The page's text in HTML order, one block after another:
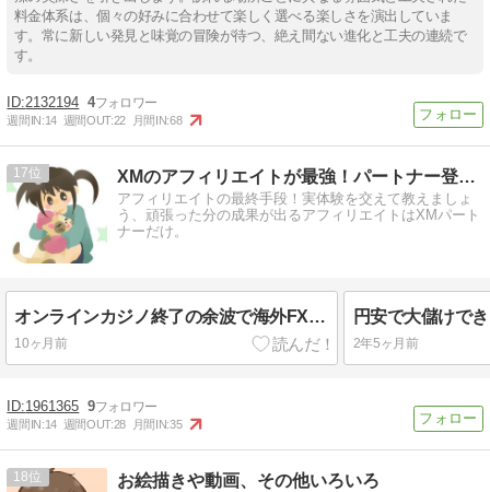
料金体系は、個々の好みに合わせて楽しく選べる楽しさを演出していま
す。常に新しい発見と味覚の冒険が待つ、絶え間ない進化と工夫の連続で
す。
2132194 4
週間IN:14 週間OUT:22 月間IN:68
17 XMのアフィリエイトが最強！パートナー登録した瞬間に人生が…
アフィリエイトの最終手段！実体験を交えて教えましょ
う、頑張った分の成果が出るアフィリエイトはXMパート
ナーだけ。
オンラインカジノ終了の余波で海外FXアフィリエイトも終了。
10ヶ月前 2年5ヶ月前
1961365 9
週間IN:14 週間OUT:28 月間IN:35
18 お絵描きや動画、その他いろいろ